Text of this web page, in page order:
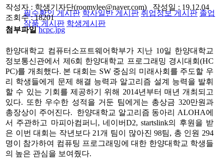
필수확인 게시판 학사일반 게시판 취업정보 게시판 졸업
작품 게시판 학생게시판
작성자 : 학생기자단(roomylee@naver.com) 작성일 : 19.12.04
조회수 : 18201
첨부파일 hcpc.jpg
한양대학교 컴퓨터소프트웨어학부가 지난 10일 한양대학교
정보통신관에서 제 6회 한양대학교 프로그래밍 경시대회 (HC
PC)를 개최했다. 본 대회는 SW 중심의 미래사회를 주도할 우
리 학생들에게 문제 해결 능력과 알고리즘 설계 능력을 발휘
할 수 있는 기회를 제공하기 위해 2014년부터 매년 개최되고
있다. 또한 우수한 성적을 거둔 팀에게는 총상금320만원과
총장상이 주어진다. 한양대학교 알고리즘 동아리 ALOHA에
서 주관하고 마피아컴퍼니 , 네이버D2, startslink의 후원을 받
은 이번 대회는 작년보다 21개 팀이 많아진98팀, 총 인원 294
명이 참가하여 컴퓨팅 프로그래밍에 대한 한양대학교 학생들
의 높은 관심을 보여줬다.